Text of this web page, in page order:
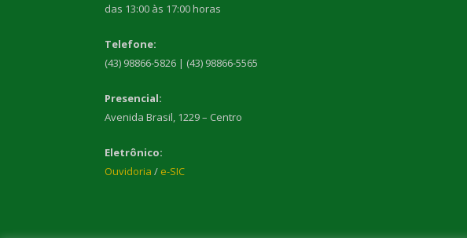
das 13:00 às 17:00 horas
Telefone:
(43) 98866-5826 | (43) 98866-5565
Presencial:
Avenida Brasil, 1229 – Centro
Eletrônico:
Ouvidoria / e-SIC